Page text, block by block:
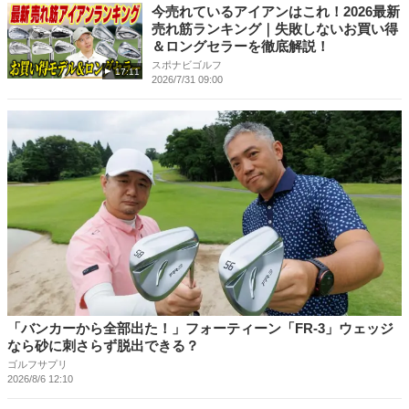
17:11
今売れているアイアンはこれ！2026最新
売れ筋ランキング｜失敗しないお買い得
＆ロングセラーを徹底解説！
スポナビゴルフ
2026/7/31 09:00
「バンカーから全部出た！」フォーティーン「FR-3」ウェッジ
なら砂に刺さらず脱出できる？
ゴルフサプリ
2026/8/6 12:10